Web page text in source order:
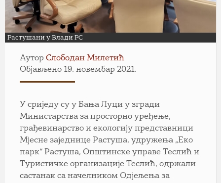
Растушани у Влади РС
Аутор Слободан Милетић
Објављено 19. новембар 2021.
У сриједу су у Бања Луци у згради
Министарства за просторно уређење,
грађевинарство и екологију представници
Мјесне заједнице Растуша, удружења „Еко
парк“ Растуша, Општинске управе Теслић и
Туристичке организације Теслић, одржали
састанак са начелником Одјељења за